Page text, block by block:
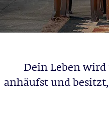
Dein Leben wird
anhäufst und